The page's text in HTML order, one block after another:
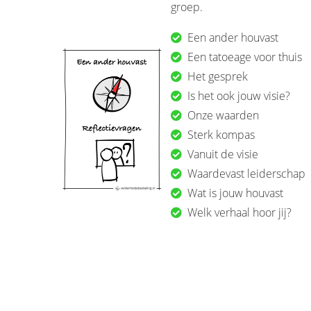
groep.
Een ander houvast
Een tatoeage voor thuis
Het gesprek
Is het ook jouw visie?
Onze waarden
Sterk kompas
Vanuit de visie
Waardevast leiderschap
Wat is jouw houvast
Welk verhaal hoor jij?